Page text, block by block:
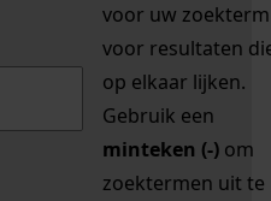
voor uw zoekterm
voor resultaten
op elkaar lijken.
Gebruik een
minteken (-) om
zoektermen uit te